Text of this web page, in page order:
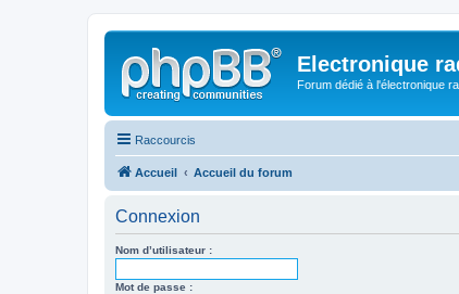
Electronique
Forum dédié à l'électronique
Raccourcis
Accueil Accueil du forum
Connexion
Nom d’utilisateur :
Mot de passe :